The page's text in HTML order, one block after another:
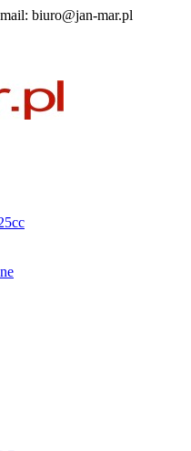
biuro@jan-mar.pl